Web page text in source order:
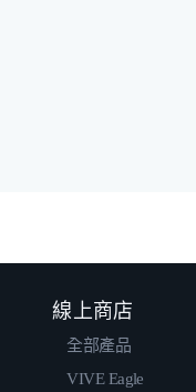
線上商店
全部產品
VIVE Eagle